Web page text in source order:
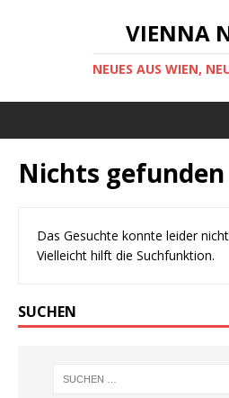
VIENNA
NEUES AUS WIEN,
Nichts gefunden
Das Gesuchte konnte leider
Vielleicht hilft die Suchfunktion.
SUCHEN